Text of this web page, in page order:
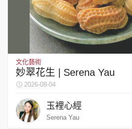
文化藝術
妙翠花生 | Serena Yau
2026-08-04
玉裡心經
Serena Yau